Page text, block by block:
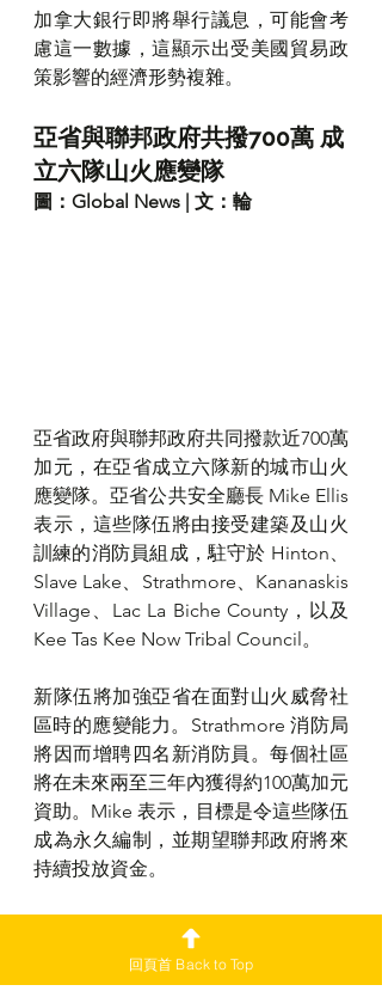
加拿大銀行即將舉行議息，可能會考
慮這一數據，這顯示出受美國貿易政
策影響的經濟形勢複雜。
亞省與聯邦政府共撥700萬 成
立六隊山火應變隊
圖：Global News | 文：輪
亞省政府與聯邦政府共同撥款近700萬
加元，在亞省成立六隊新的城市山火
應變隊。亞省公共安全廳長 Mike Ellis
表示，這些隊伍將由接受建築及山火
訓練的消防員組成，駐守於 Hinton、
Slave Lake、Strathmore、Kananaskis
Village、Lac La Biche County，以及
Kee Tas Kee Now Tribal Council。
新隊伍將加強亞省在面對山火威脅社
區時的應變能力。Strathmore 消防局
將因而增聘四名新消防員。每個社區
將在未來兩至三年內獲得約100萬加元
資助。Mike 表示，目標是令這些隊伍
成為永久編制，並期望聯邦政府將來
持續投放資金。
截至五月，亞省有兩場失控山火，但
未威脅市區。早前 Boyle 鎮及
Sturgeon County 亦曾因山火而緊急
回頁首 Back to Top